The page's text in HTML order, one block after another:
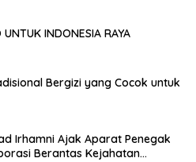
INDONESIA RAYA
Bergizi yang Cocok untuk
Irhamni Ajak Aparat Penegak
Berantas Kejahatan